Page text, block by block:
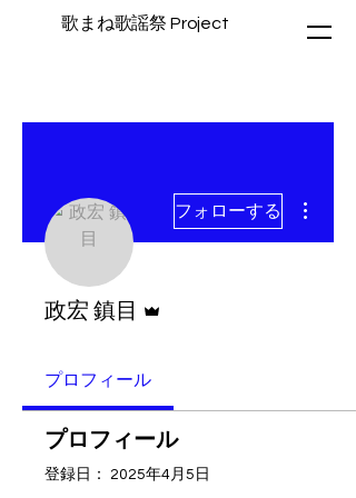
歌まね歌謡祭 Project
フォローする
政宏 鎮目
プロフィール
プロフィール
登録日： 2025年4月5日